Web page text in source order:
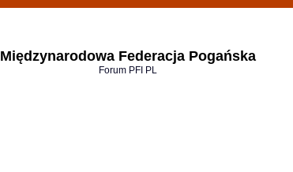
Międzynarodowa Federacja Pogańska
Forum PFI PL